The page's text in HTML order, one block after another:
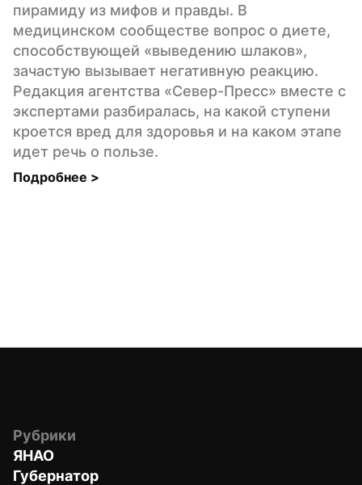
пирамиду из мифов и правды. В
медицинском сообществе вопрос о диете,
способствующей «выведению шлаков»,
зачастую вызывает негативную реакцию.
Редакция агентства «Север-Пресс» вместе с
экспертами разбиралась, на какой ступени
кроется вред для здоровья и на каком этапе
идет речь о пользе.
Подробнее >
Рубрики
ЯНАО
Губернатор